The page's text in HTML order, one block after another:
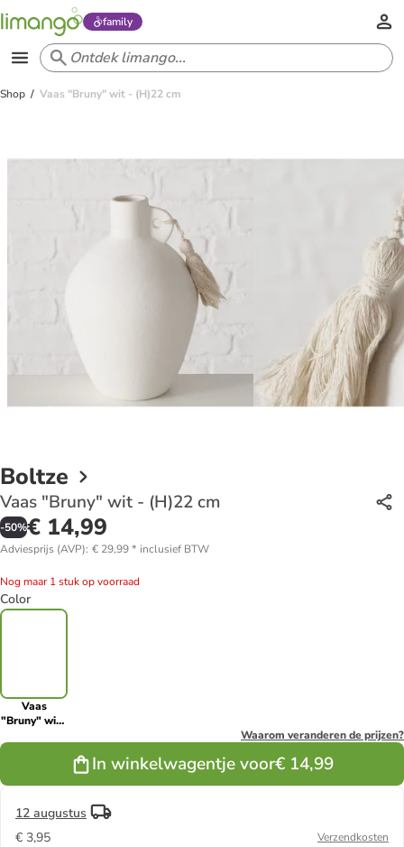
family
Shop Vaas "Bruny" wit - (H)22 cm
Boltze
Vaas "Bruny" wit - (H)22 cm
-50%€ 14,99
Adviesprijs (AVP): € 29,99* inclusief BTW
Nog maar 1 stuk op voorraad
Color
Vaas
"Bruny" wit -
Waarom veranderen de prijzen?
In winkelwagentje voor€ 14,99
12 augustus
€ 3,95
Verzendkosten